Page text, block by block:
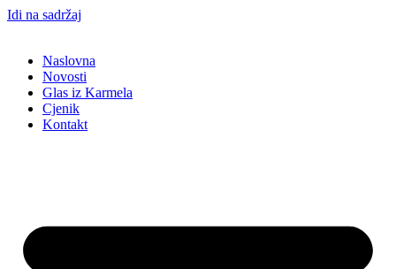
Idi na sadržaj
Naslovna
Novosti
Glas iz Karmela
Cjenik
Kontakt